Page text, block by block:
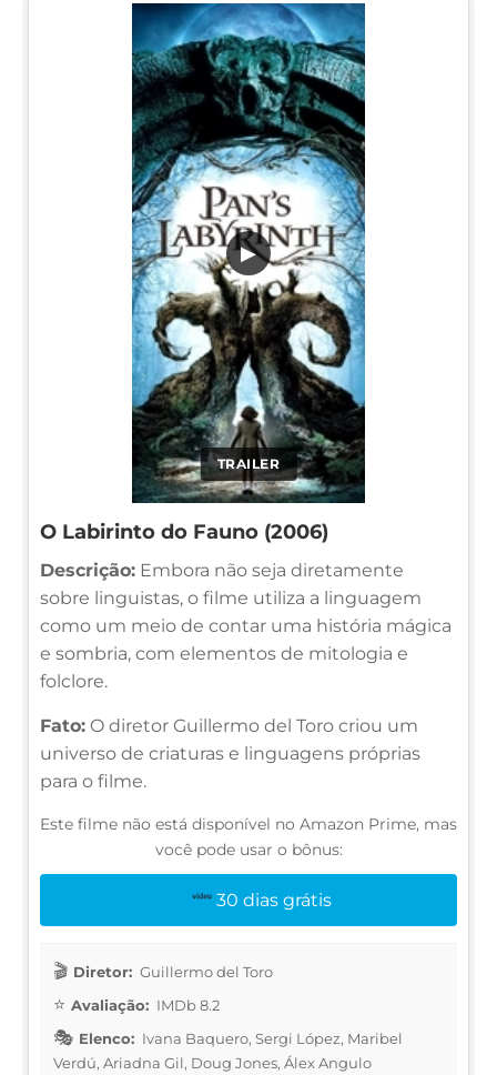
TRAILER
▶
O Labirinto do Fauno (2006)
Descrição: Embora não seja diretamente
sobre linguistas, o filme utiliza a linguagem
como um meio de contar uma história mágica
e sombria, com elementos de mitologia e
folclore.
Fato: O diretor Guillermo del Toro criou um
universo de criaturas e linguagens próprias
para o filme.
Este filme não está disponível no Amazon Prime, mas
você pode usar o bônus:
30 dias grátis
Diretor: Guillermo del Toro
Avaliação: IMDb 8.2
Elenco: Ivana Baquero, Sergi López, Maribel
Verdú, Ariadna Gil, Doug Jones, Álex Angulo